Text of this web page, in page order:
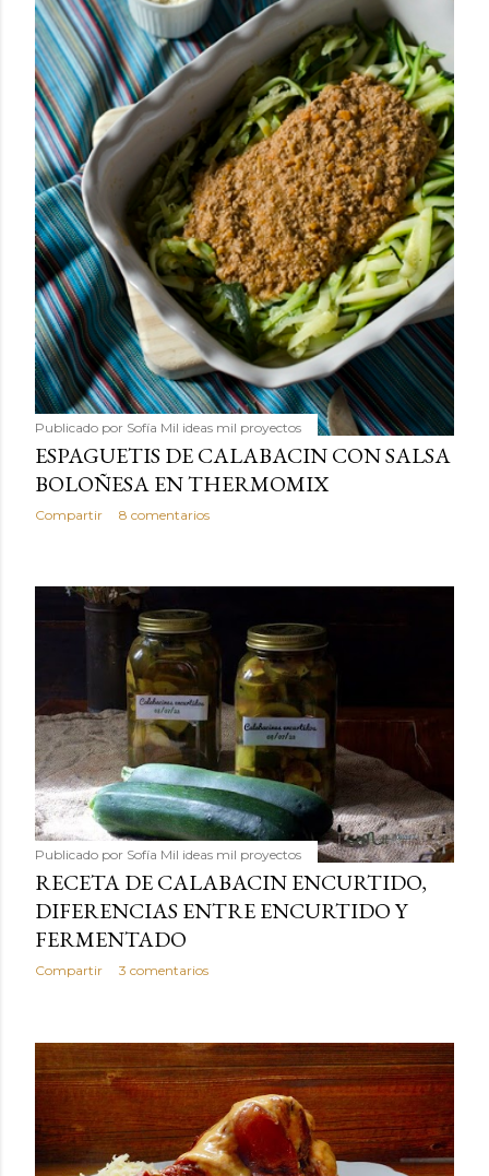
Publicado por Sofía Mil ideas mil proyectos
ESPAGUETIS DE CALABACIN CON SALSA
BOLOÑESA EN THERMOMIX
Compartir 8 comentarios
Publicado por Sofía Mil ideas mil proyectos
RECETA DE CALABACIN ENCURTIDO,
DIFERENCIAS ENTRE ENCURTIDO Y
FERMENTADO
Compartir 3 comentarios